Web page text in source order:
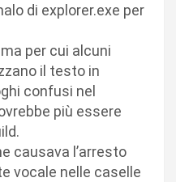
di explorer.exe per
per cui alcuni
il testo in
confusi nel
più essere
causava l’arresto
vocale nelle caselle